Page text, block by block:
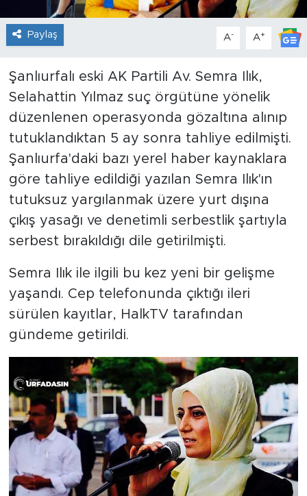
Paylaş A- A+
Şanlıurfalı eski AK Partili Av. Semra Ilık,
Selahattin Yılmaz suç örgütüne yönelik
düzenlenen operasyonda gözaltına alınıp
tutuklandıktan 5 ay sonra tahliye edilmişti.
Şanlıurfa'daki bazı yerel haber kaynaklara
göre tahliye edildiği yazılan Semra Ilık'ın
tutuksuz yargılanmak üzere yurt dışına
çıkış yasağı ve denetimli serbestlik şartıyla
serbest bırakıldığı dile getirilmişti.
Semra Ilık ile ilgili bu kez yeni bir gelişme
yaşandı. Cep telefonunda çıktığı ileri
sürülen kayıtlar, HalkTV tarafından
gündeme getirildi.